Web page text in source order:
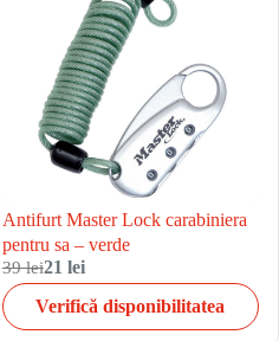
Antifurt Master Lock carabiniera
pentru sa – verde
39 lei21 lei
Verifică disponibilitatea